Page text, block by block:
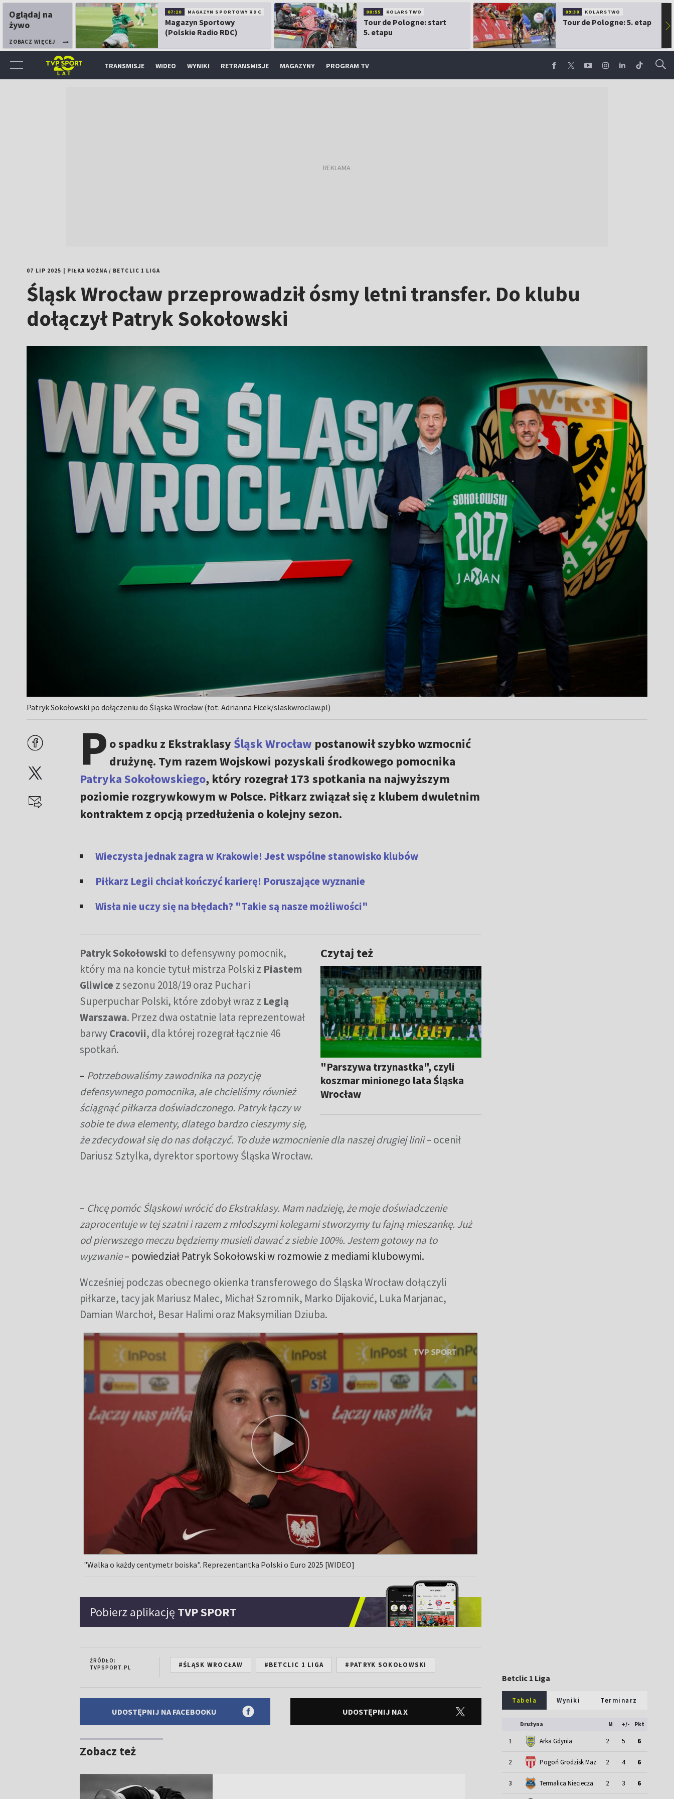
Oglądaj na
żywo
ZOBACZ WIĘCEJ
07:10 MAGAZYN SPORTOWY RDC
Magazyn Sportowy
(Polskie Radio RDC)
08:55 KOLARSTWO
Tour de Pologne: start
5. etapu
09:30 KOLARSTWO
Tour de Pologne: 5. etap ▶
TRANSMISJE WIDEO WYNIKI RETRANSMISJE MAGAZYNY PROGRAM TV
07 LIP 2025 PIŁKA NOŻNA/ BETCLIC 1 LIGA
Śląsk Wrocław przeprowadził ósmy letni transfer. Do klubu
dołączył Patryk Sokołowski
Patryk Sokołowski po dołączeniu do Śląska Wrocław (fot. Adrianna Ficek/slaskwroclaw.pl)
P o spadku z Ekstraklasy Śląsk Wrocław postanowił szybko wzmocnić
drużynę. Tym razem Wojskowi pozyskali środkowego pomocnika
Patryka Sokołowskiego, który rozegrał 173 spotkania na najwyższym
poziomie rozgrywkowym w Polsce. Piłkarz związał się z klubem dwuletnim
kontraktem z opcją przedłużenia o kolejny sezon.
Wieczysta jednak zagra w Krakowie! Jest wspólne stanowisko klubów
Piłkarz Legii chciał kończyć karierę! Poruszające wyznanie
Wisła nie uczy się na błędach? "Takie są nasze możliwości"
Czytaj też
"Parszywa trzynastka", czyli
koszmar minionego lata Śląska
Wrocław
Patryk Sokołowski to defensywny pomocnik,
który ma na koncie tytuł mistrza Polski z Piastem
Gliwice z sezonu 2018/19 oraz Puchar i
Superpuchar Polski, które zdobył wraz z Legią
Warszawa. Przez dwa ostatnie lata reprezentował
barwyCracovii, dla której rozegrał łącznie 46
spotkań.
– Potrzebowaliśmy zawodnika na pozycję
defensywnego pomocnika, ale chcieliśmy również
ściągnąć piłkarza doświadczonego. Patryk łączy w
sobie te dwa elementy, dlatego bardzo cieszymy się,
że zdecydował się do nas dołączyć. To duże wzmocnienie dla naszej drugiej linii– ocenił
Dariusz Sztylka, dyrektor sportowy Śląska Wrocław.
– Chcę pomóc Śląskowi wrócić do Ekstraklasy. Mam nadzieję, że moje doświadczenie
zaprocentuje w tej szatni i razem z młodszymi kolegami stworzymy tu fajną mieszankę. Już
od pierwszego meczu będziemy musieli dawać z siebie 100%. Jestem gotowy na to
wyzwanie– powiedział Patryk Sokołowski w rozmowie z mediami klubowymi.
Wcześniej podczas obecnego okienka transferowego do Śląska Wrocław dołączyli
piłkarze, tacy jak Mariusz Malec, Michał Szromnik, Marko Dijaković,​ Luka Marjanac,
Damian Warchoł, Besar Halimi oraz Maksymilian Dziuba.
"Walka o każdy centymetr boiska". Reprezentantka Polski o Euro 2025 [WIDEO]
Pobierz aplikację TVP SPORT
ŹRÓDŁO:
TVPSPORT.PL
#ŚLĄSK WROCŁAW #BETCLIC 1 LIGA #PATRYK SOKOŁOWSKI
UDOSTĘPNIJ NA FACEBOOKU UDOSTĘPNIJ NA X
Zobacz też
Betclic 1 Liga
Tabela Wyniki Terminarz
Drużyna M +/- Pkt
1 Arka Gdynia 2 5 6
2 Pogoń Grodzisk Maz. 2 4 6
3 Termalica Nieciecza 2 3 6